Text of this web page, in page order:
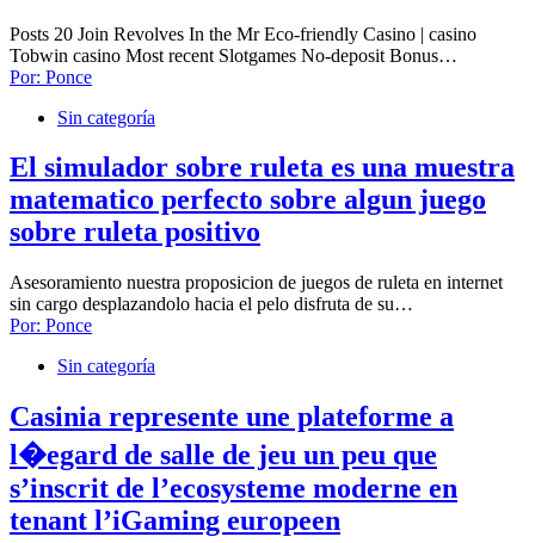
Posts 20 Join Revolves In the Mr Eco-friendly Casino | casino
Tobwin casino Most recent Slotgames No-deposit Bonus…
Por: Ponce
Sin categoría
El simulador sobre ruleta es una muestra
matematico perfecto sobre algun juego
sobre ruleta positivo
Asesoramiento nuestra proposicion de juegos de ruleta en internet
sin cargo desplazandolo hacia el pelo disfruta de su…
Por: Ponce
Sin categoría
Casinia represente une plateforme a
l�egard de salle de jeu un peu que
s’inscrit de l’ecosysteme moderne en
tenant l’iGaming europeen